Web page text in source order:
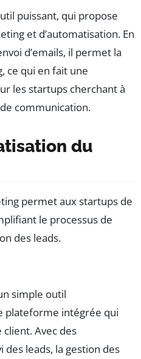
puissant, qui propose
et d’automatisation. En
d’emails, il permet la
ce qui en fait une
les startups cherchant à
communication.
du
permet aux startups de
le processus de
des leads.
simple outil
plateforme intégrée qui
client. Avec des
leads, la gestion des